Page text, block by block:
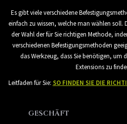
Es gibt viele verschiedene
einfach zu wissen, welche man wählen soll.
der Wahl der für Sie richtigen Methode,
verschiedenen Befestigungsmethoden
das Werkzeug, dass Sie benötigen, um
Extensions zu
Leitfaden für Sie: SO FINDEN SIE DIE
GESCHÄFT